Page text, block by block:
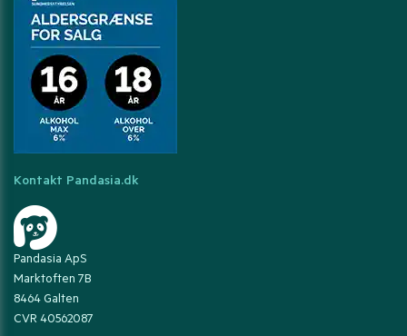
Kontakt Pandasia.dk
Pandasia ApS
Marktoften 7B
8464 Galten
CVR 40562087